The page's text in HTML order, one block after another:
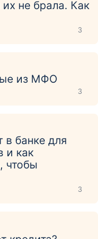
не брала. Как
3
из МФО
3
в банке для
и как
чтобы
3